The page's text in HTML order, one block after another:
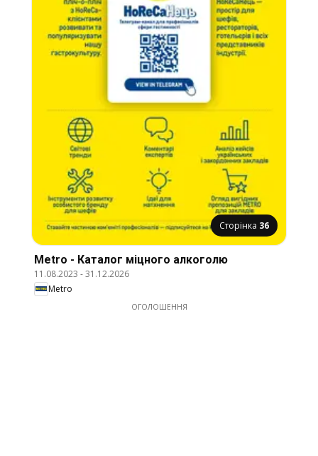
Сторінка 36
Metro - Каталог міцного алкоголю
11.08.2023 -31.12.2026
Metro
ОГОЛОШЕННЯ